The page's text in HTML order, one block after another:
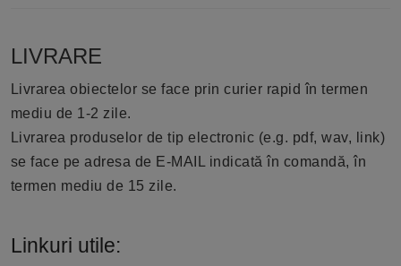
LIVRARE
Livrarea obiectelor se face prin curier rapid în termen
mediu de 1-2 zile.
Livrarea produselor de tip electronic (e.g. pdf, wav, link)
se face pe adresa de E-MAIL indicată în comandă, în
termen mediu de 15 zile.
Linkuri utile: